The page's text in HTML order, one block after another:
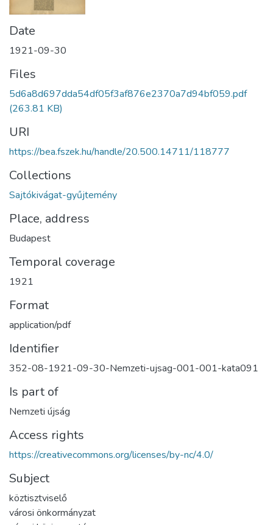
Date
1921-09-30
Files
5d6a8d697dda54df05f3af876e2370a7d94bf059.pdf
(263.81 KB)
URI
https://bea.fszek.hu/handle/20.500.14711/118777
Collections
Sajtókivágat-gyűjtemény
Place, address
Budapest
Temporal coverage
1921
Format
application/pdf
Identifier
352-08-1921-09-30-Nemzeti-ujsag-001-001-kata091
Is part of
Nemzeti újság
Access rights
https://creativecommons.org/licenses/by-nc/4.0/
Subject
köztisztviselő
városi önkormányzat